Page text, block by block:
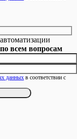
всем вопросам
данных в соответствии с